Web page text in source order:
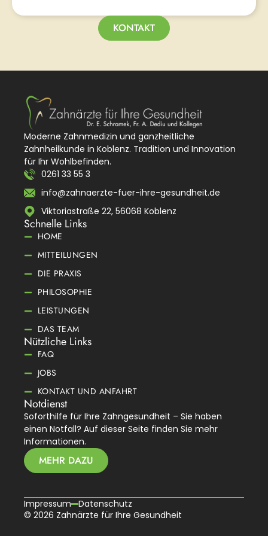
KONTAKT
Moderne Zahnmedizin und ganzheitliche
Zahnheilkunde in Koblenz. Tradition und Innovation
für Ihr Wohlbefinden.
0261 33 55 3
info@zahnaerzte-fuer-ihre-gesundheit.de
Viktoriastraße 22, 56068 Koblenz
Schnelle Links
HOME
MITTEILUNGEN
DIE PRAXIS
PHILOSOPHIE
LEISTUNGEN
DAS TEAM
Nützliche Links
FAQ
JOBS
KONTAKT UND ANFAHRT
Notdienst
Soforthilfe für Ihre Zahngesundheit – Sie haben
einen Notfall? Auf dieser Seite finden Sie mehr
Informationen.
MEHR DAZU
Impressum
Datenschutz
© 2026 Zahnärzte für Ihre Gesundheit